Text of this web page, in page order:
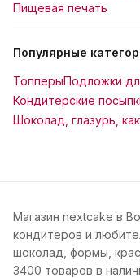
Пищевая печать
Популярные
ТопперыПодложки
Кондитерские
Шоколад, глазурь,
Магазин nextcake в
кондитеров и
шоколад, формы,
3400 товаров в